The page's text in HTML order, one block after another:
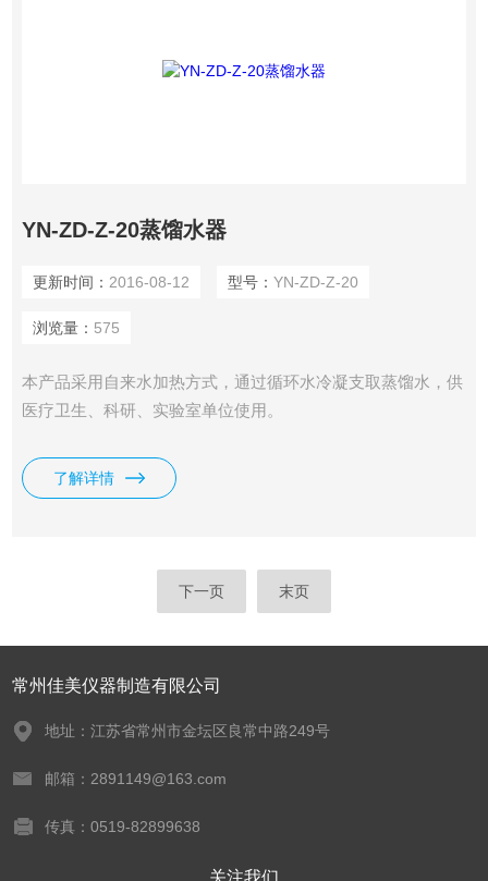
YN-ZD-Z-20蒸馏水器
更新时间： 2016-08-12 型号： YN-ZD-Z-20
浏览量： 575
本产品采用自来水加热方式，通过循环水冷凝支取蒸馏水，供
医疗卫生、科研、实验室单位使用。
了解详情
下一页 末页
常州佳美仪器制造有限公司
地址：江苏省常州市金坛区良常中路249号
邮箱：2891149@163.com
传真：0519-82899638
关注我们